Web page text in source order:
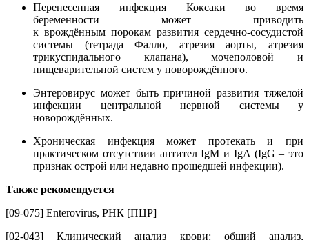
Перенесенная инфекция Коксаки во время
беременности может приводить
к врождённым порокам развития сердечно-сосудистой
системы (тетрада Фалло, атрезия аорты, атрезия
трикуспидального клапана), мочеполовой и
пищеварительной систем у новорождённого.
Энтеровирус может быть причиной развития тяжелой
инфекции центральной нервной системы у
новорождённых.
Хроническая инфекция может протекать и при
практическом отсутствии антител IgM и IgA (IgG – это
признак острой или недавно прошедшей инфекции).
Также рекомендуется
[09-075] Enterovirus, РНК [ПЦР]
[02-043] Клинический анализ крови: общий анализ,